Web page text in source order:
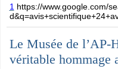
1 https://www.google.com/
Le Musée de l’AP-
véritable hommage